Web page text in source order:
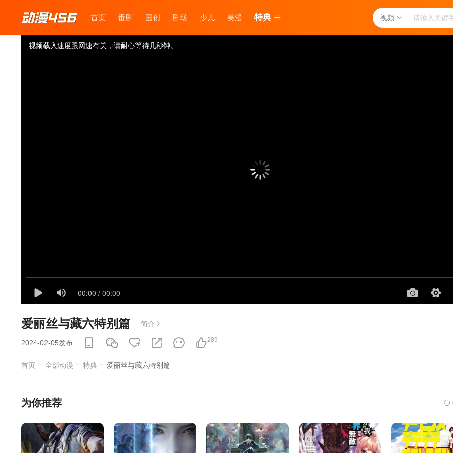
视频
首页 番剧 国创 剧场 少儿 美漫 特典
视频载入速度跟网速有关，请耐心等待几秒钟。
简介
爱丽丝与藏六特别篇
2024-02-05发布 289
首页 全部动漫 特典 爱丽丝与藏六特别篇
为你推荐